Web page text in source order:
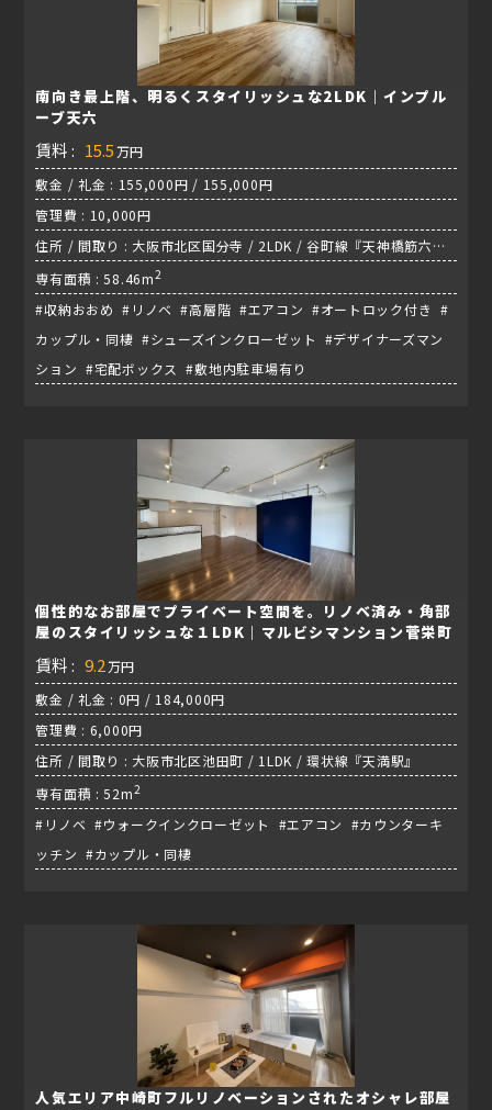
南向き最上階、明るくスタイリッシュな2LDK｜インプル
ーブ天六
賃料 : 15.5 万円
敷金 / 礼金 : 155,000円 / 155,000円
管理費 : 10,000円
住所 / 間取り : 大阪市北区国分寺 / 2LDK / 谷町線『天神橋筋六丁
目駅』
専有面積 : 58.46m2
#収納おおめ #リノベ #高層階 #エアコン #オートロック付き #
カップル・同棲 #シューズインクローゼット #デザイナーズマン
ション #宅配ボックス #敷地内駐車場有り
個性的なお部屋でプライベート空間を。リノベ済み・角部
屋のスタイリッシュな１LDK｜マルビシマンション菅栄町
賃料 : 9.2万円
敷金 / 礼金 : 0円 / 184,000円
管理費 : 6,000円
住所 / 間取り : 大阪市北区池田町 / 1LDK / 環状線『天満駅』
専有面積 : 52m2
#リノベ #ウォークインクローゼット #エアコン #カウンターキ
ッチン #カップル・同棲
人気エリア中崎町フルリノベーションされたオシャレ部屋